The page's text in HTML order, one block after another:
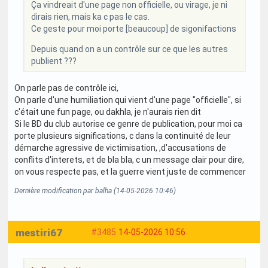
Ça vindreait d'une page non officielle, ou virage, je ni
dirais rien, mais ka c pas le cas.
Ce geste pour moi porte [beaucoup] de sigonifactions
Depuis quand on a un contrôle sur ce que les autres
publient ???
On parle pas de contrôle ici,
On parle d'une humiliation qui vient d'une page "officielle", si
c'était une fun page, ou dakhla, je n'aurais rien dit
Si le BD du club autorise ce genre de publication, pour moi ca
porte plusieurs significations, c dans la continuité de leur
démarche agressive de victimisation, ,d'accusations de
conflits d'interets, et de bla bla, c un message clair pour dire,
on vous respecte pas, et la guerre vient juste de commencer
Dernière modification par balha (14-05-2026 10:46)
#3485 14-05-2026 10:56
mestiri67